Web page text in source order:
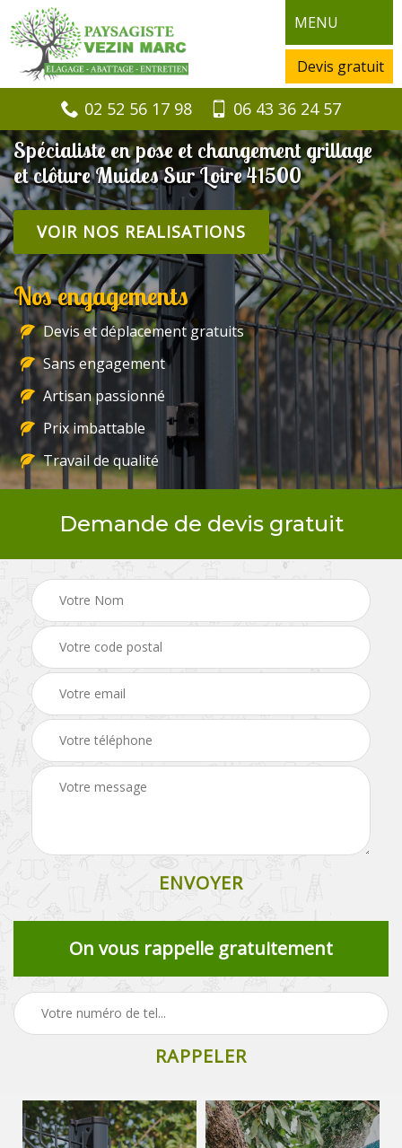
MENU
Devis gratuit
02 52 56 17 98 06 43 36 24 57
Spécialiste en pose et changement grillage
et clôture Muides Sur Loire 41500
VOIR NOS REALISATIONS
Nos engagements
Devis et déplacement gratuits
Sans engagement
Artisan passionné
Prix imbattable
Travail de qualité
Demande de devis gratuit
On vous rappelle gratuitement